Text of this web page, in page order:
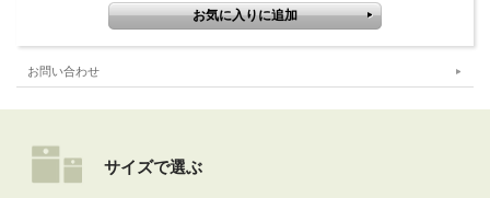
お問い合わせ
サイズで選ぶ